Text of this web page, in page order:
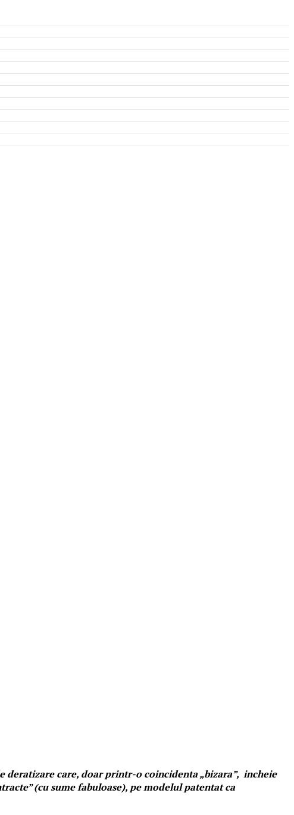
deratizare care, doar printr-o coincidenta „bizara”, incheie
(cu sume fabuloase), pe modelul patentat ca